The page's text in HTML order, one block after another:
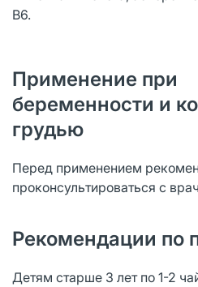
В6.
Применение при
беременности и
грудью
Перед применением
проконсультироваться с
Рекомендации по
Детям старше 3 лет по 1-2